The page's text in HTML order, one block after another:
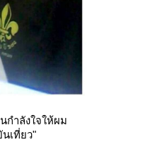
กำลังใจให้ผม
เที่ยว"